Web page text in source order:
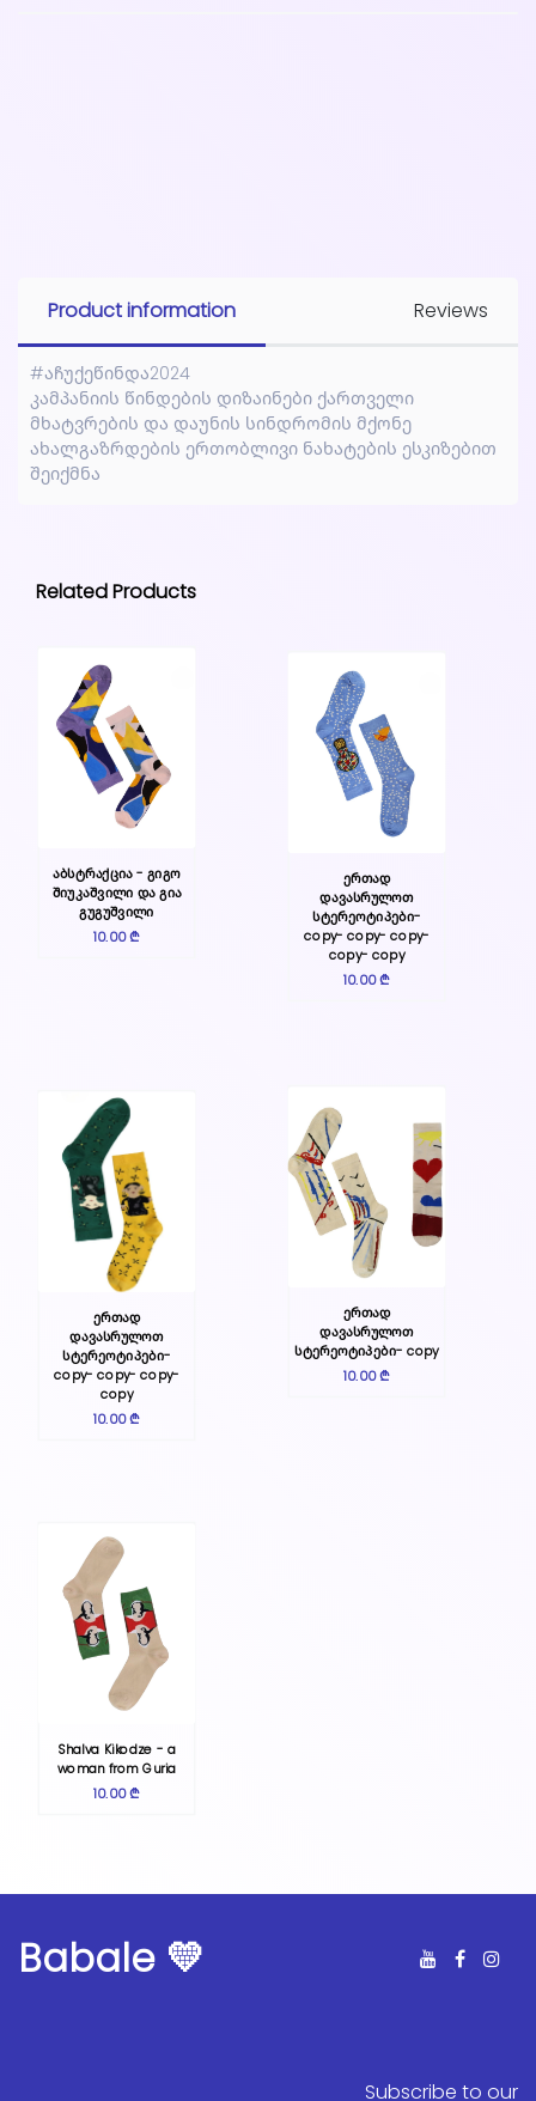
Product information Reviews
#აჩუქეწინდა2024
კამპანიის წინდების დიზაინები ქართველი
მხატვრების და დაუნის სინდრომის მქონე
ახალგაზრდების ერთობლივი ნახატების ესკიზებით
შეიქმნა
Related Products
აბსტრაქცია - გიგო
შიუკაშვილი და გია
გუგუშვილი
10.00 ₾
ერთად
დავასრულოთ
სტერეოტიპები-
copy- copy- copy-
copy- copy
10.00 ₾
ერთად
დავასრულოთ
სტერეოტიპები-
copy- copy- copy-
copy
10.00 ₾
ერთად
დავასრულოთ
სტერეოტიპები- copy
10.00 ₾
Shalva Kikodze - a
woman from Guria
10.00 ₾
Babale 💛
Subscribe to our